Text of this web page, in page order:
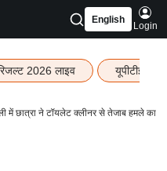
English
Login
2026 लाइव यूपीटीईटी
में छात्रा ने टॉयलेट क्लीनर से तेजाब हमले का